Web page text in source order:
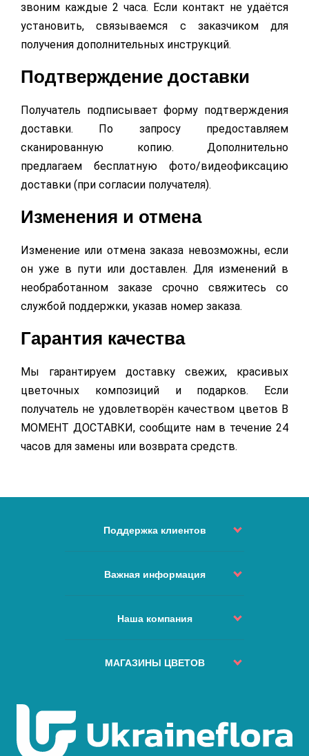
звоним каждые 2 часа. Если контакт не удаётся
установить, связываемся с заказчиком для
получения дополнительных инструкций.
Подтверждение доставки
Получатель подписывает форму подтверждения
доставки. По запросу предоставляем
сканированную копию. Дополнительно
предлагаем бесплатную фото/видеофиксацию
доставки (при согласии получателя).
Изменения и отмена
Изменение или отмена заказа невозможны, если
он уже в пути или доставлен. Для изменений в
необработанном заказе срочно свяжитесь со
службой поддержки, указав номер заказа.
Гарантия качества
Мы гарантируем доставку свежих, красивых
цветочных композиций и подарков. Если
получатель не удовлетворён качеством цветов В
МОМЕНТ ДОСТАВКИ, сообщите нам в течение 24
часов для замены или возврата средств.
Поддержка клиентов
Контакты
Изменить или отменить заказ?
Важная информация
Условия использования
Безопасная оплата
Наша компания
Города доставок
Публичная Оферта
Персональные данные
МАГАЗИНЫ ЦВЕТОВ
Одесса
Днепр